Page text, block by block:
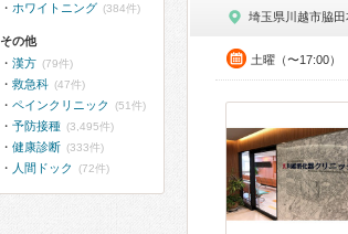
埼玉県川越市脇田
土曜（〜17:00）
ホワイトニング (384件)
その他
漢方 (79件)
救急科 (47件)
ペインクリニック (51件)
予防接種 (3,495件)
健康診断 (333件)
人間ドック (72件)